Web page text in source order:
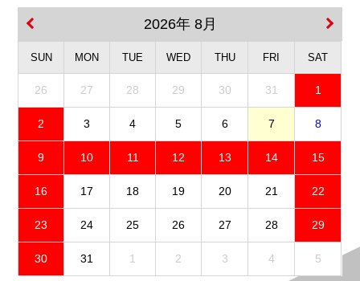
2026年 8月
SUN MON TUE WED THU FRI SAT
26 27 28 29 30 31 1
2 3 4 5 6 7 8
9 10 11 12 13 14 15
16 17 18 19 20 21 22
23 24 25 26 27 28 29
30 31 1 2 3 4 5